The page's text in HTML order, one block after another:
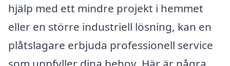
hjälp med ett mindre projekt i hemmet
eller en större industriell lösning, kan en
plåtslagare erbjuda professionell service